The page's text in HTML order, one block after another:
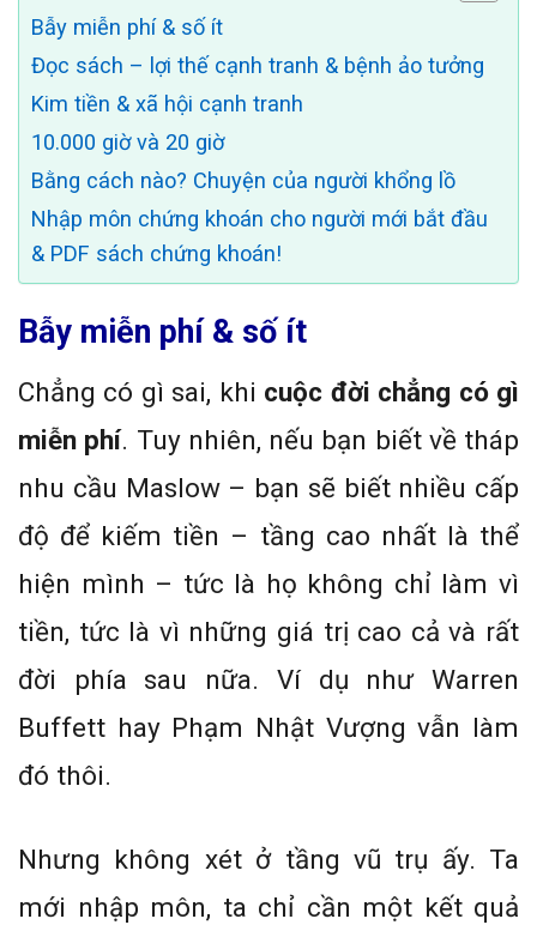
Bẫy miễn phí & số ít
Đọc sách – lợi thế cạnh tranh & bệnh ảo tưởng
Kim tiền & xã hội cạnh tranh
10.000 giờ và 20 giờ
Bằng cách nào? Chuyện của người khổng lồ
Nhập môn chứng khoán cho người mới bắt đầu
& PDF sách chứng khoán!
Bẫy miễn phí & số ít
Chẳng có gì sai, khi cuộc đời chẳng có gì
miễn phí. Tuy nhiên, nếu bạn biết về tháp
nhu cầu Maslow – bạn sẽ biết nhiều cấp
độ để kiếm tiền – tầng cao nhất là thể
hiện mình – tức là họ không chỉ làm vì
tiền, tức là vì những giá trị cao cả và rất
đời phía sau nữa. Ví dụ như Warren
Buffett hay Phạm Nhật Vượng vẫn làm
đó thôi.
Nhưng không xét ở tầng vũ trụ ấy. Ta
mới nhập môn, ta chỉ cần một kết quả